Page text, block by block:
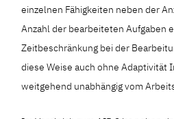
einzelnen Fähigkeiten neben der
Anzahl der bearbeiteten Aufgaben
Zeitbeschränkung bei der
diese Weise auch ohne Adaptivität
weitgehend unabhängig vom